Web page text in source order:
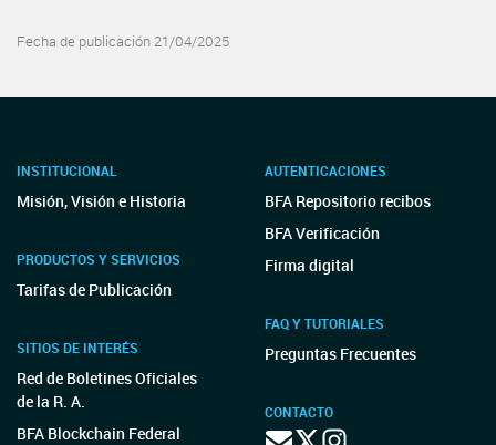
Fecha de publicación 21/04/2025
INSTITUCIONAL
Misión, Visión e Historia
PRODUCTOS Y SERVICIOS
Tarifas de Publicación
SITIOS DE INTERÉS
Red de Boletines Oficiales
de la R. A.
BFA Blockchain Federal
AUTENTICACIONES
BFA Repositorio recibos
BFA Verificación
Firma digital
FAQ Y TUTORIALES
Preguntas Frecuentes
CONTACTO